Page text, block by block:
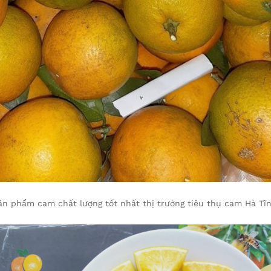
phẩm cam chất lượng tốt nhất thị trường tiêu thụ cam Hà